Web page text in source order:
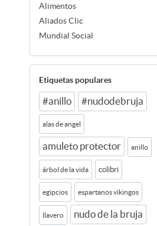
Alimentos
Aliados Clic
Mundial Social
Etiquetas populares
#anillo #nudodebruja
alas de angel
amuleto protector anillo
árbol de la vida colibri
egipcios espartanos vikingos
llavero nudo de la bruja